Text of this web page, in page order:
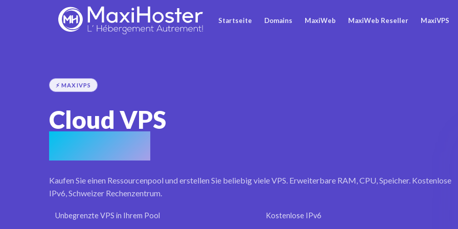
Startseite Domains MaxiWeb MaxiWeb Reseller MaxiVPS
⚡ MAXIVPS
Cloud VPS
à la carte
Kaufen Sie einen Ressourcenpool und erstellen Sie beliebig viele VPS. Erweiterbare RAM, CPU, Speicher. Kostenlose
IPv6, Schweizer Rechenzentrum.
Unbegrenzte VPS in Ihrem Pool Kostenlose IPv6